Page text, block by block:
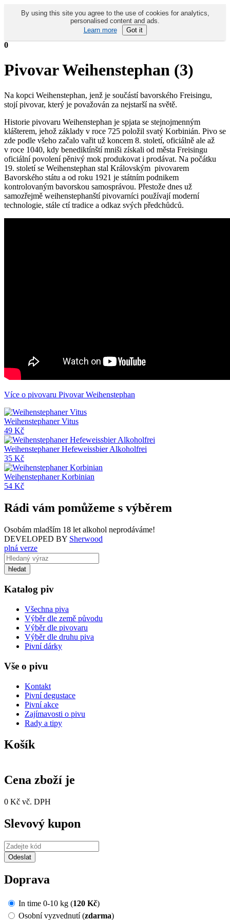
By using this site you agree to the use of cookies for analytics,
personalised content and ads.
Learn more
Got it
0
Pivovar Weihenstephan (3)
Na kopci Weihenstephan, jenž je součástí bavorského Freisingu,
stojí pivovar, který je považován za nejstarší na světě.
Historie pivovaru Weihenstephan je spjata se stejnojmenným
klášterem, jehož základy v roce 725 položil svatý Korbinián. Pivo se
zde podle všeho začalo vařit už koncem 8. století, oficiálně ale až
v roce 1040, kdy benediktínští mniši získali od města Freisingu
oficiální povolení pěnivý mok produkovat i prodávat. Na počátku
19. století se Weihenstephan stal Královským pivovarem
Bavorského státu a od roku 1921 je státním podnikem
kontrolovaným bavorskou samosprávou. Přestože dnes už
samozřejmě weihenstephanští pivovarníci používají moderní
technologie, stále ctí tradice a odkaz svých předchůdců.
Více o pivovaru Pivovar Weihenstephan
Weihenstephaner Vitus
49 Kč
Weihenstephaner Hefeweissbier Alkoholfrei
35 Kč
Weihenstephaner Korbinian
54 Kč
Rádi vám pomůžeme s výběrem
Osobám mladším 18 let alkohol neprodáváme!
DEVELOPED BY Sherwood
plná verze
Katalog piv
Všechna piva
Výběr dle země původu
Výběr dle pivovaru
Výběr dle druhu piva
Pivní dárky
Vše o pivu
Kontakt
Pivní degustace
Pivní akce
Zajímavosti o pivu
Rady a tipy
Košík
Cena zboží je
0 Kč vč. DPH
Slevový kupon
Doprava
In time 0-10 kg (120 Kč)
Osobní vyzvednutí (zdarma)